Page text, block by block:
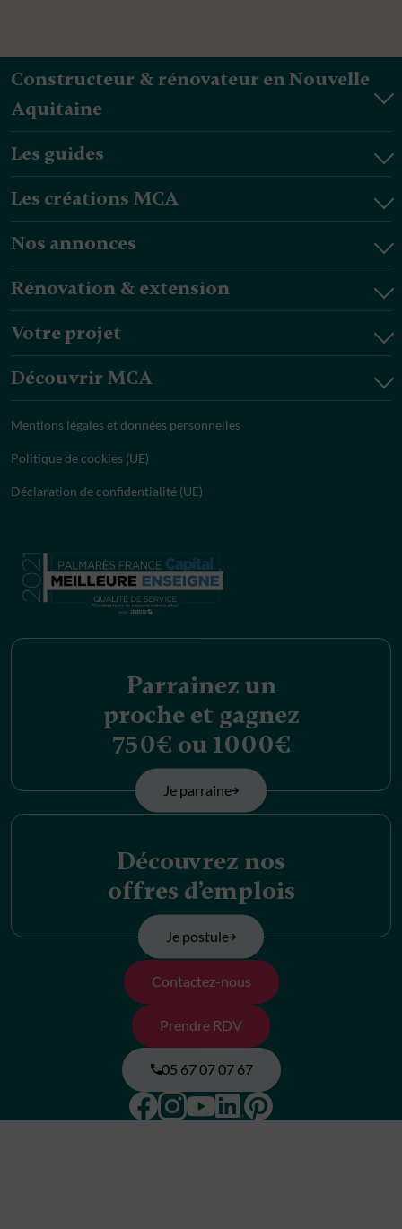
Constructeur & rénovateur en Nouvelle
Aquitaine
Les guides
Les créations MCA
Nos annonces
Rénovation & extension
Votre projet
Découvrir MCA
Mentions légales et données personnelles
Politique de cookies (UE)
Déclaration de confidentialité (UE)
Parrainez un
proche et gagnez
750€ ou 1000€
Je parraine
Découvrez nos
offres d’emplois
Je postule
Contactez-nous
Prendre RDV
05 67 07 07 67
FacebookInstagram
YoutubeLinkedinPinterest